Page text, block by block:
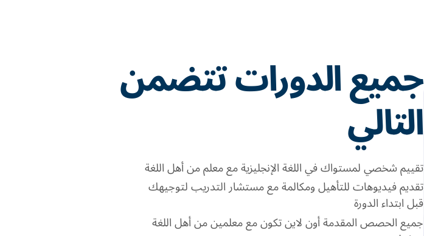
جميع الدورات تتضمن
التالي
تقييم شخصي لمستواك في اللغة الإنجليزية مع معلم من أهل اللغة
تقديم فيديوهات للتأهيل ومكالمة مع مستشار التدريب لتوجيهك
قبل ابتداء الدورة
جميع الحصص المقدمة أون لاين تكون مع معلمين من أهل اللغة